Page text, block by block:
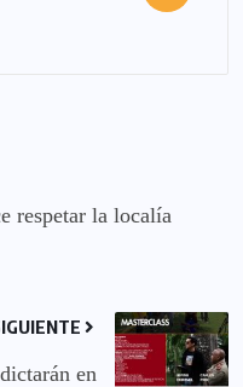
respetar la localía
en